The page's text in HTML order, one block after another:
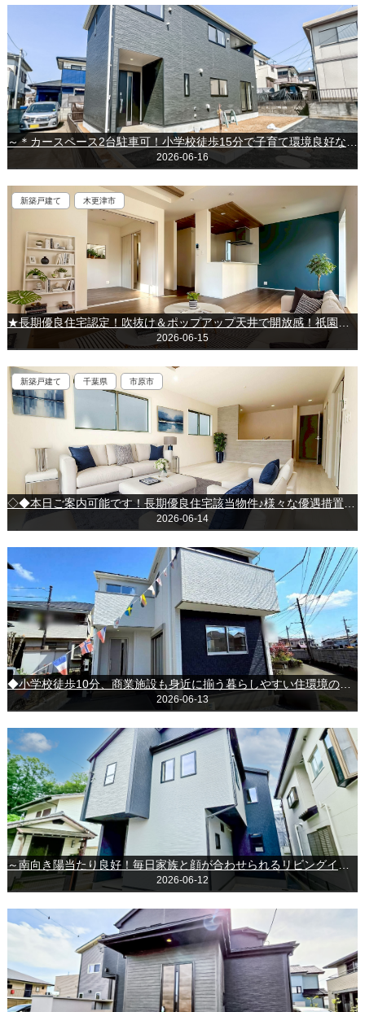
2026-06-16
新築戸建て 木更津市
2026-06-15
新築戸建て 千葉県 市原市
◇◆本日ご案内可能です！長期優良住宅該当物件♪様々な優遇措置が受けられます♪～市原市若宮7丁目～
2026-06-14
◆小学校徒歩10分、商業施設も身近に揃う暮らしやすい住環境の新築戸建◆＊＊八千代市高津＊＊
2026-06-13
～南向き陽当たり良好！毎日家族と顔が合わせられるリビングイン階段♪～＊＊千葉市若葉区加曽利町＊＊
2026-06-12